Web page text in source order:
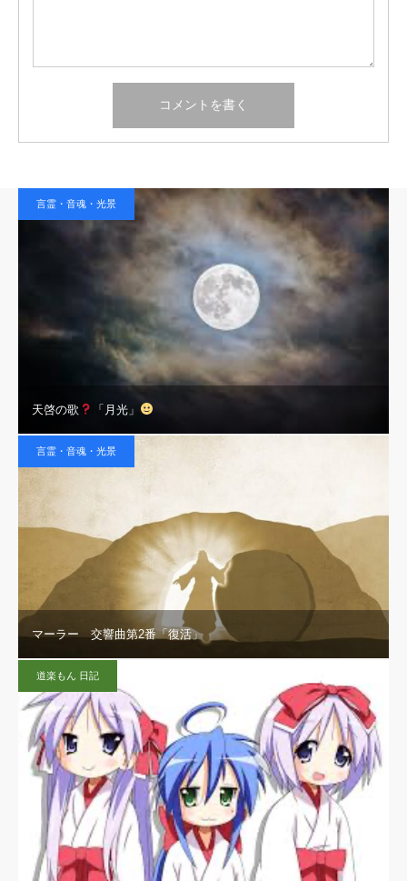
言霊・音魂・光景
天啓の歌 「月光」
言霊・音魂・光景
マーラー 交響曲第2番「復活」
道楽もん 日記